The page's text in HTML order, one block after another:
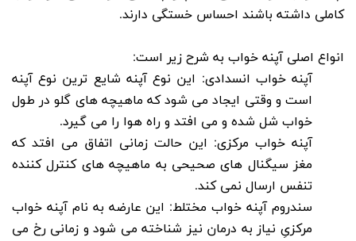
کاملی داشته باشند احساس خستگی دارند.
انواع اصلی آپنه خواب به شرح زیر است:
آپنه خواب انسدادی: این نوع آپنه شایع ترین نوع آپنه
است و وقتی ایجاد می شود که ماهیچه های گلو در طول
خواب شل شده و می افتد و راه هوا را می گیرد.
آپنه خواب مرکزی: این حالت زمانی اتفاق می افتد که
مغز سیگنال های صحیحی به ماهیچه های کنترل کننده
تنفس ارسال نمی کند.
سندروم آپنه خواب مختلط: این عارضه به نام آپنه خواب
مرکزیِ نیاز به درمان نیز شناخته می شود و زمانی رخ می